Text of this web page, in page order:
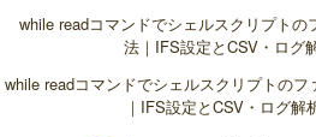
while readコマンドでシェルスクリプト
法｜IFS設定とCSV・ログ
while readコマンドでシェルスクリプトの
｜IFS設定とCSV・ログ解